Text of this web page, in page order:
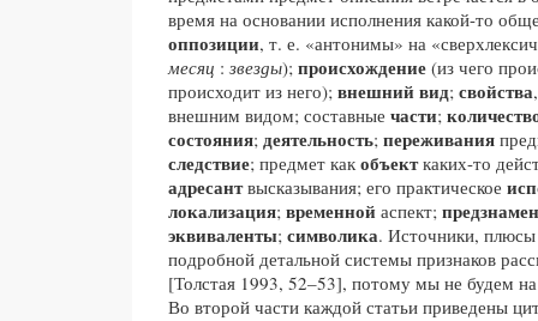
время на основании исполнения какой-то
оппозиции, т. е. «антонимы» на
месяц : звезды); происхождение (из чего
происходит из него); внешний вид; свойства
внешним видом; составные части;
состояния; деятельность; переживания
следствие; предмет как объекткаких-то
адресантвысказывания; его практическое
локализация; временной аспект;
эквиваленты; символика. Источники,
подробной детальной системы признаков
[Толстая 1993, 52–53], потому мы не будем на
Во второй части каждой статьи приведены